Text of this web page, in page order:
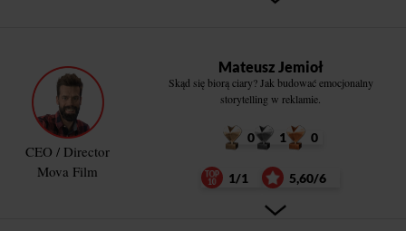
CEO / Director
Mova Film
Mateusz Jemioł
Skąd się biorą ciary? Jak budować emocjonalny
storytelling w reklamie.
0 1 0
1/1 5,60/6